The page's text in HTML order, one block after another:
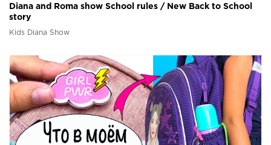
Diana and Roma show School rules / New Back to School
story
Kids Diana Show